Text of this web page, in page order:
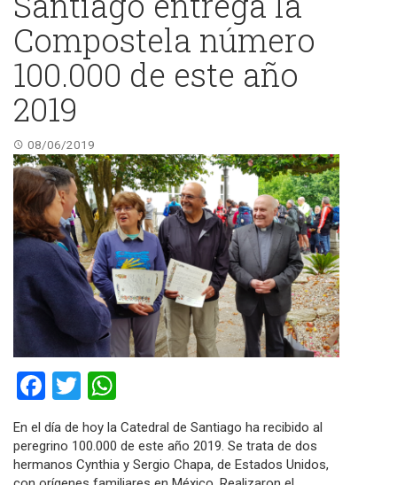
Compostela número
100.000 de este año
2019
08/06/2019
Facebook
Twitter
En el día de hoy la Catedral de Santiago ha recibido al
peregrino 100.000 de este año 2019. Se trata de dos
hermanos Cynthia y Sergio Chapa, de Estados Unidos,